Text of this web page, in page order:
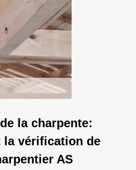
la charpente:
la vérification de
AS